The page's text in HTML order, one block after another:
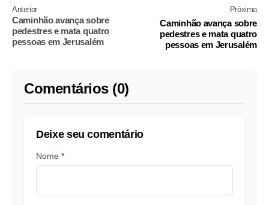
Anterior
Caminhão avança sobre
pedestres e mata quatro
pessoas em Jerusalém
Próxima
Caminhão avança sobre
pedestres e mata quatro
pessoas em Jerusalém
Comentários (0)
Deixe seu comentário
Nome *